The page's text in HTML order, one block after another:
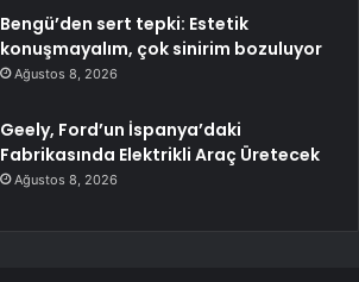
Bengü’den sert tepki: Estetik
konuşmayalım, çok sinirim bozuluyor
Ağustos 8, 2026
Geely, Ford’un İspanya’daki
Fabrikasında Elektrikli Araç Üretecek
Ağustos 8, 2026